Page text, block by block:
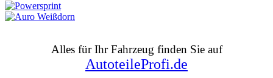
Alles für Ihr Fahrzeug finden Sie auf
AutoteileProfi.de